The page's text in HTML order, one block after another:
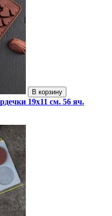
В корзину
19х11 см. 56 яч.